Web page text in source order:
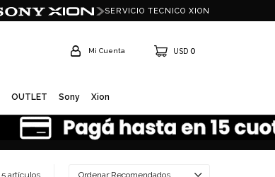
OUTLET Sony Xion
USD 0
SERVICIO TECNICO XION
5 artículos Recomendados